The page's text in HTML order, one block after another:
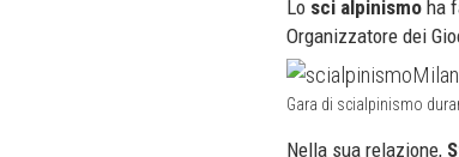
Lo sci alpinismo ha
Organizzatore dei
Gara di scialpinismo
Nella sua relazione,